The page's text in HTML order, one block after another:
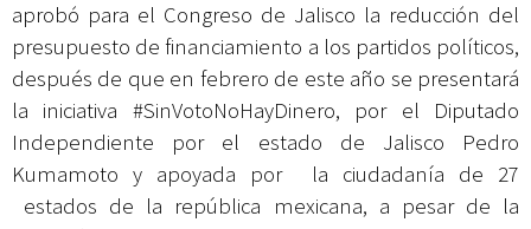
aprobó para el Congreso de Jalisco la reducción del
presupuesto de financiamiento a los partidos políticos,
después de que en febrero de este año se presentará
la iniciativa #SinVotoNoHayDinero, por el Diputado
Independiente por el estado de Jalisco Pedro
Kumamoto y apoyada por la ciudadanía de 27
estados de la república mexicana, a pesar de la